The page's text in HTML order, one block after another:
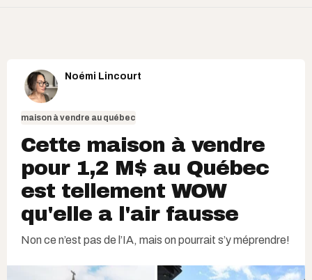
Noémi Lincourt
maison à vendre au québec
Cette maison à vendre
pour 1,2 M$ au Québec
est tellement WOW
qu'elle a l'air fausse
Non ce n’est pas de l’IA, mais on pourrait s’y méprendre!